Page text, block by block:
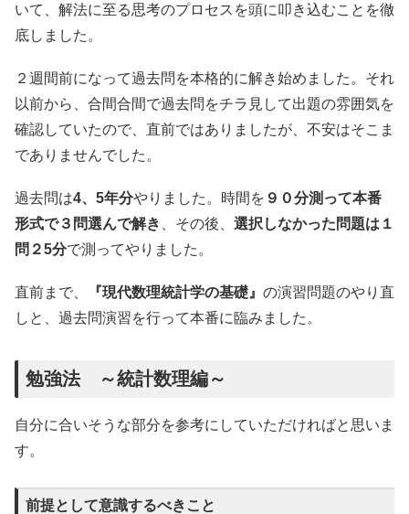
いて、解法に至る思考のプロセスを頭に叩き込むことを徹
底しました。
２週間前になって過去問を本格的に解き始めました。それ
以前から、合間合間で過去問をチラ見して出題の雰囲気を
確認していたので、直前ではありましたが、不安はそこま
でありませんでした。
過去問は4、5年分やりました。時間を ９０分測って本番
形式で３問選んで解き
、その後、 選択しなかった問題は１
問２5分で測ってやりました。
直前まで、 『現代数理統計学の基礎』 の演習問題のやり直
しと、過去問演習を行って本番に臨みました。
勉強法 ～統計数理編～
自分に合いそうな部分を参考にしていただければと思いま
す。
前提として意識するべきこと